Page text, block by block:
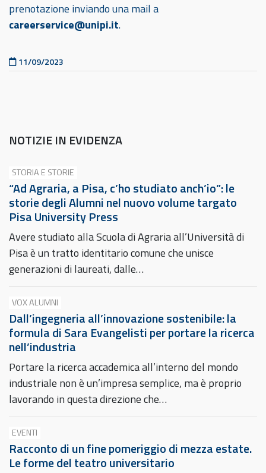
Pubblicato il
11/09/2023
prenotazione inviando una mail a
careerservice@unipi.it.
NOTIZIE IN EVIDENZA
STORIA E STORIE
“Ad Agraria, a Pisa, c’ho studiato anch’io”: le
storie degli Alumni nel nuovo volume targato
Pisa University Press
Avere studiato alla Scuola di Agraria all’Università di
Pisa è un tratto identitario comune che unisce
generazioni di laureati, dalle…
VOX ALUMNI
Dall’ingegneria all’innovazione sostenibile: la
formula di Sara Evangelisti per portare la ricerca
nell’industria
Portare la ricerca accademica all’interno del mondo
industriale non è un’impresa semplice, ma è proprio
lavorando in questa direzione che…
EVENTI
Racconto di un fine pomeriggio di mezza estate.
Le forme del teatro universitario